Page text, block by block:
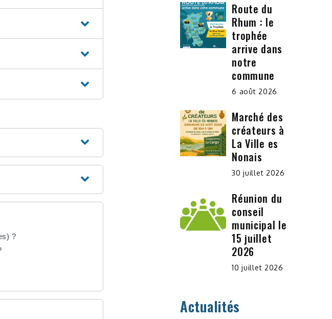
?
Route du
Rhum : le
trophée
arrive dans
notre
commune
6 août 2026
Marché des
créateurs à
La Ville es
Nonais
30 juillet 2026
Réunion du
conseil
municipal le
15 juillet
2026
10 juillet 2026
Actualités